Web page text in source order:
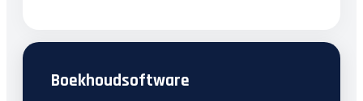
Boekhoudsoftware